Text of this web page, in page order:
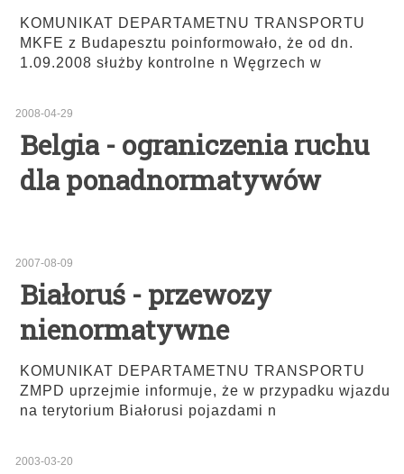
KOMUNIKAT DEPARTAMETNU TRANSPORTU
MKFE z Budapesztu poinformowało, że od dn.
1.09.2008 służby kontrolne n Węgrzech w
2008-04-29
Belgia - ograniczenia ruchu
dla ponadnormatywów
2007-08-09
Białoruś - przewozy
nienormatywne
KOMUNIKAT DEPARTAMETNU TRANSPORTU
ZMPD uprzejmie informuje, że w przypadku wjazdu
na terytorium Białorusi pojazdami n
2003-03-20